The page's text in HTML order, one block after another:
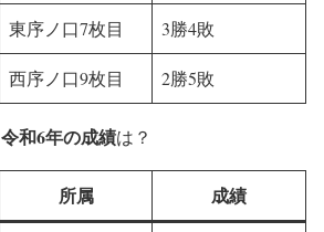
東序ノ口7枚目 3勝4敗
西序ノ口9枚目 2勝5敗
令和6年の成績は？
所属 成績